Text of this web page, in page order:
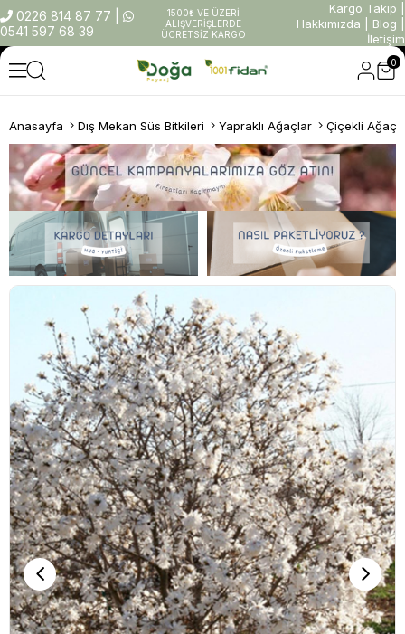
0226 814 87 77
0541 597 68 39
1500₺ VE ÜZERİ
ALIŞVERİŞLERDE
ÜCRETSİZ KARGO
Kargo Takip
Hakkımızda
Blog
İletişim
0
Anasayfa Dış Mekan Süs Bitkileri Yapraklı Ağaçlar Çiçekli